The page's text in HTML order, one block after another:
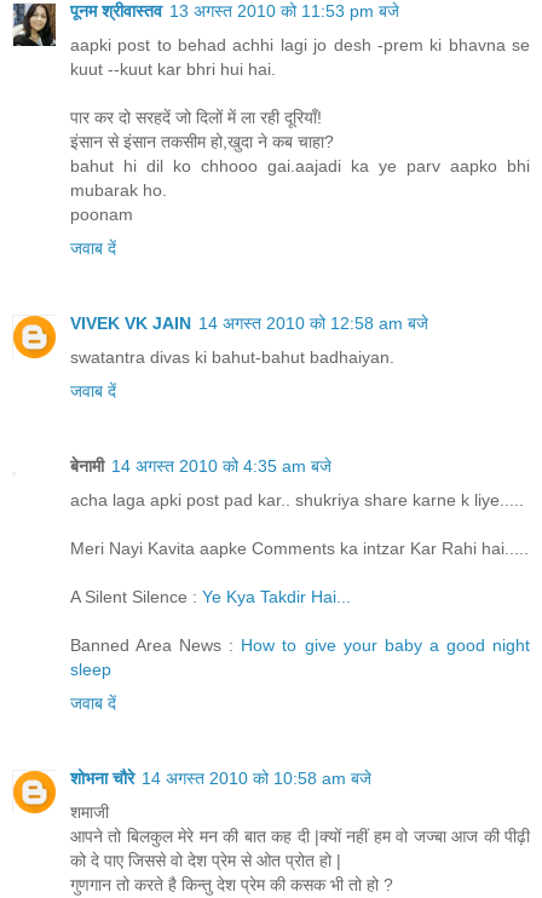
पूनम श्रीवास्तव 13 अगस्त 2010 को 11:53 pm बजे
aapki post to behad achhi lagi jo desh -prem ki bhavna se
kuut --kuut kar bhri hui hai.
पार कर दो सरहदें जो दिलों में ला रही दूरियाँ!
इंसान से इंसान तकसीम हो,खुदा ने कब चाहा?
bahut hi dil ko chhooo gai.aajadi ka ye parv aapko bhi
mubarak ho.
poonam
जवाब दें
VIVEK VK JAIN 14 अगस्त 2010 को 12:58 am बजे
swatantra divas ki bahut-bahut badhaiyan.
जवाब दें
बेनामी 14 अगस्त 2010 को 4:35 am बजे
acha laga apki post pad kar.. shukriya share karne k liye.....
Meri Nayi Kavita aapke Comments ka intzar Kar Rahi hai.....
A Silent Silence : Ye Kya Takdir Hai...
Banned Area News : How to give your baby a good night
sleep
जवाब दें
शोभना चौरे 14 अगस्त 2010 को 10:58 am बजे
शमाजी
आपने तो बिलकुल मेरे मन की बात कह दी |क्यों नहीं हम वो जज्बा आज की पीढ़ी
को दे पाए जिससे वो देश प्रेम से ओत प्रोत हो |
गुणगान तो करते है किन्तु देश प्रेम की कसक भी तो हो ?